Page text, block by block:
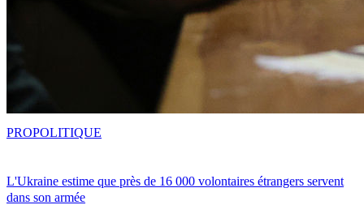
L'Ukraine estime que près de 16 000 volontaires étrangers servent
dans son armée
PROPOLITIQUE